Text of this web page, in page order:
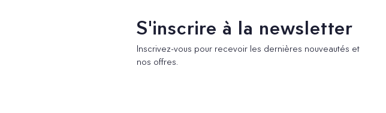
S'inscrire à la newsletter
Inscrivez-vous pour recevoir les dernières nouveautés et
nos offres.